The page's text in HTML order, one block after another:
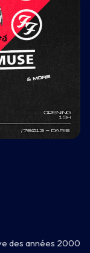
des années 2000